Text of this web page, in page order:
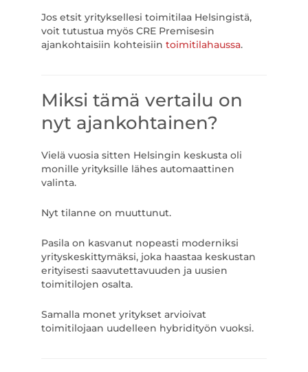
Jos etsit yrityksellesi toimitilaa Helsingistä,
voit tutustua myös CRE Premisesin
ajankohtaisiin kohteisiin toimitilahaussa.
Miksi tämä vertailu on
nyt ajankohtainen?
Vielä vuosia sitten Helsingin keskusta oli
monille yrityksille lähes automaattinen
valinta.
Nyt tilanne on muuttunut.
Pasila on kasvanut nopeasti moderniksi
yrityskeskittymäksi, joka haastaa keskustan
erityisesti saavutettavuuden ja uusien
toimitilojen osalta.
Samalla monet yritykset arvioivat
toimitilojaan uudelleen hybridityön vuoksi.